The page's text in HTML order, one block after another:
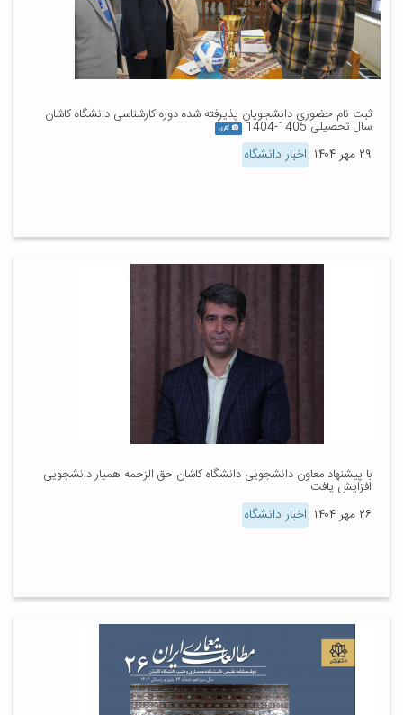
ثبت نام حضوری دانشجویان پذیرفته شده دوره کارشناسی دانشگاه کاشان
سال تحصیلی 1405-1404 گالری
۲۹ مهر ۱۴۰۴ اخبار دانشگاه
با پیشنهاد معاون دانشجویی دانشگاه کاشان حق الزحمه همیار دانشجویی
افزایش یافت
۲۶ مهر ۱۴۰۴ اخبار دانشگاه